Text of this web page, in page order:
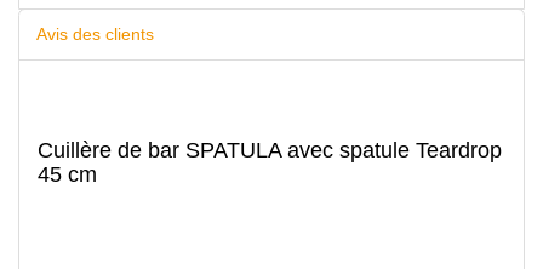
Avis des clients
Cuillère de bar SPATULA avec spatule Teardrop
45 cm